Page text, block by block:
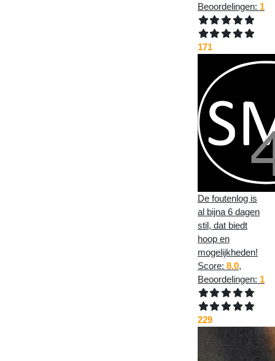
Beoordelingen: 1
171
De foutenlog is
al bijna 6 dagen
stil, dat biedt
hoop en
mogelijkheden!
Score: 8.0,
Beoordelingen: 1
229